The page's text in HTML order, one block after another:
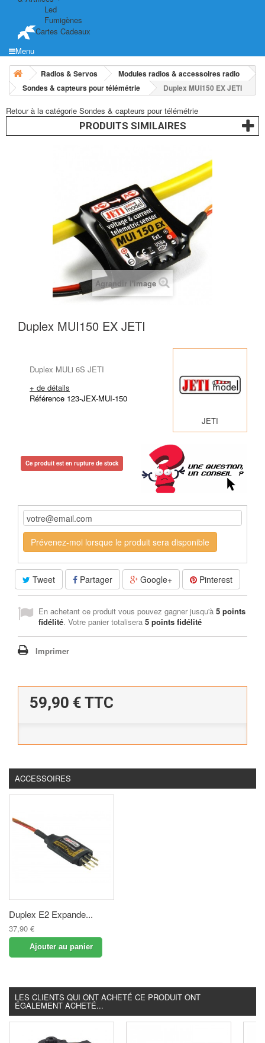
Led
Fumigènes
Cartes Cadeaux
Menu
Radios & Servos
Modules radios & accessoires radio
Sondes & capteurs pour télémétrie
Duplex MUI150 EX JETI
Retour à la catégorie Sondes & capteurs pour télémétrie
PRODUITS SIMILAIRES
Agrandir l'image
Duplex MUI150 EX JETI
Duplex MULi 6S JETI
+ de détails
Référence 123-JEX-MUI-150
JETI
Ce produit est en rupture de stock
Prévenez-moi lorsque le produit sera disponible
Tweet Partager Google+ Pinterest
En achetant ce produit vous pouvez gagner jusqu'à 5 points
fidélité. Votre panier totalisera 5 points fidélité
Imprimer
59,90 € TTC
ACCESSOIRES
Duplex E2 Expande...
37,90 €
Ajouter au panier
LES CLIENTS QUI ONT ACHETÉ CE PRODUIT ONT
ÉGALEMENT ACHETÉ...